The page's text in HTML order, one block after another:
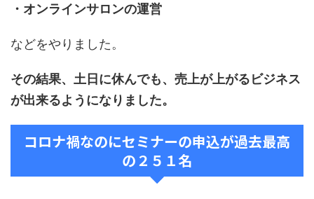
・オンラインサロンの運営
などをやりました。
その結果、土日に休んでも、売上が上がるビジネス
が出来るようになりました。
コロナ禍なのにセミナーの申込が過去最高
の２５１名